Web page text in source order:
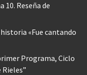
10. Reseña de
«Fue cantando
Programa, Ciclo
Rieles”